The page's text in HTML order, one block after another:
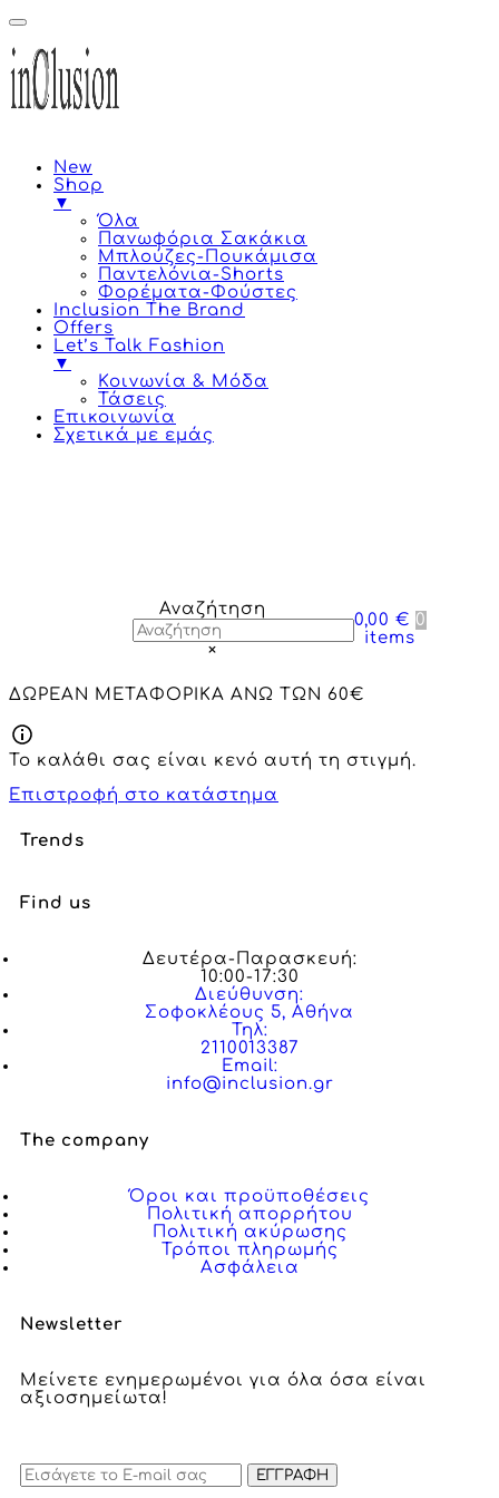
New
Shop
▼
Όλα
Πανωφόρια Σακάκια
Μπλούζες-Πουκάμισα
Παντελόνια-Shorts
Φορέματα-Φούστες
Inclusion The Brand
Offers
Let’s Talk Fashion
▼
Κοινωνία & Μόδα
Τάσεις
Επικοινωνία
Σχετικά με εμάς
Αναζήτηση
×
0,00 € 0
items
ΔΩΡΕΑΝ ΜΕΤΑΦΟΡΙΚΑ ΑΝΩ ΤΩΝ 60€
Το καλάθι σας είναι κενό αυτή τη στιγμή.
Επιστροφή στο κατάστημα
Trends
Find us
Δευτέρα-Παρασκευή:
10:00-17:30
Διεύθυνση:
Σοφοκλέους 5, Αθήνα
Τηλ:
2110013387
Email:
info@inclusion.gr
The company
Όροι και προϋποθέσεις
Πολιτική απορρήτου
Πολιτική ακύρωσης
Τρόποι πληρωμής
Ασφάλεια
Newsletter
Μείνετε ενημερωμένοι για όλα όσα είναι
αξιοσημείωτα!
ΕΓΓΡΑΦΗ